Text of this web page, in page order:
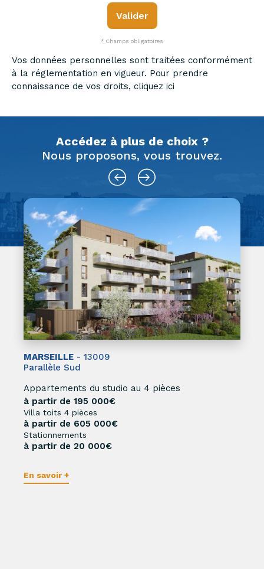
Valider
* Champs obligatoires
Vos données personnelles sont traitées conformément
à la réglementation en vigueur. Pour prendre
connaissance de vos droits, cliquez ici
Accédez à plus de choix ?
Nous proposons, vous trouvez.
MARSEILLE - 13009
Parallèle Sud
Appartements du studio au 4 pièces
à partir de 195 000€
Villa toits 4 pièces
à partir de 605 000€
Stationnements
à partir de 20 000€
En savoir +